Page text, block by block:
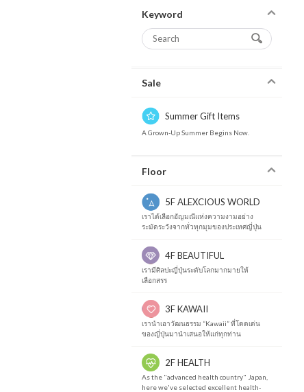
Keyword
Sale
Summer Gift Items
A Grown-Up Summer Begins Now.
Floor
5F ALEXCIOUS WORLD
เราได้เลือกอัญมณีแห่งความงามอย่าง
ระมัดระวังจากทั่วทุกมุมของประเทศญี่ปุ่น
4F BEAUTIFUL
เรามีศิลปะญี่ปุ่นระดับโลกมากมายให้
เลือกสรร
3F KAWAII
เรานำเอาวัฒนธรรม “Kawaii” ที่โดดเด่น
ของญี่ปุ่นมานำเสนอให้แก่ทุกท่าน
2F HEALTH
As the "advanced health country" Japan,
here we've selected excellent health-